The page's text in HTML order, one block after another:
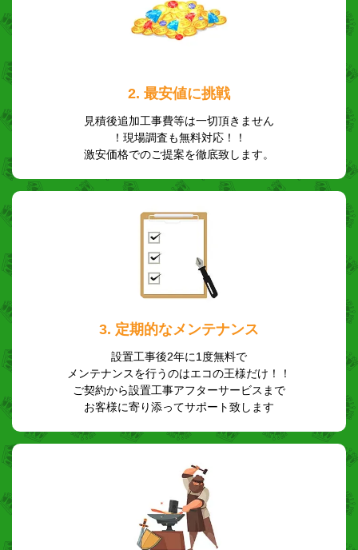
2. 最安値に挑戦
見積後追加工事費等は一切頂きません
！現場調査も無料対応！！
激安価格でのご提案を徹底致します。
3. 定期的なメンテナンス
設置工事後2年に1度無料で
メンテナンスを行うのはエコの王様だけ！！
ご契約から設置工事アフターサービスまで
お客様に寄り添ってサポート致します